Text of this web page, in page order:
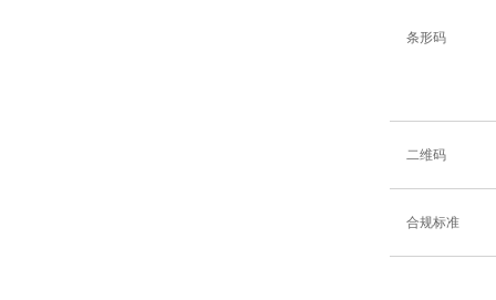
条形码
二维码
合规标准